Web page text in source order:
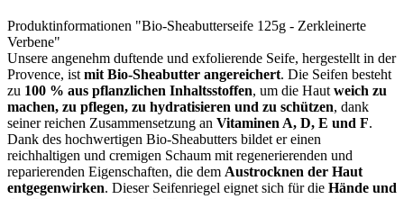
Produktinformationen "Bio-Sheabutterseife 125g - Zerkleinerte
Verbene"
Unsere angenehm duftende und exfolierende Seife, hergestellt in der
Provence, ist mit Bio-Sheabutter angereichert. Die Seifen besteht
zu 100 % aus pflanzlichen Inhaltsstoffen, um die Haut weich zu
machen, zu pflegen, zu hydratisieren und zu schützen, dank
seiner reichen Zusammensetzung an Vitaminen A, D, E und F.
Dank des hochwertigen Bio-Sheabutters bildet er einen
reichhaltigen und cremigen Schaum mit regenerierenden und
reparierenden Eigenschaften, die dem Austrocknen der Haut
entgegenwirken. Dieser Seifenriegel eignet sich für die Hände und